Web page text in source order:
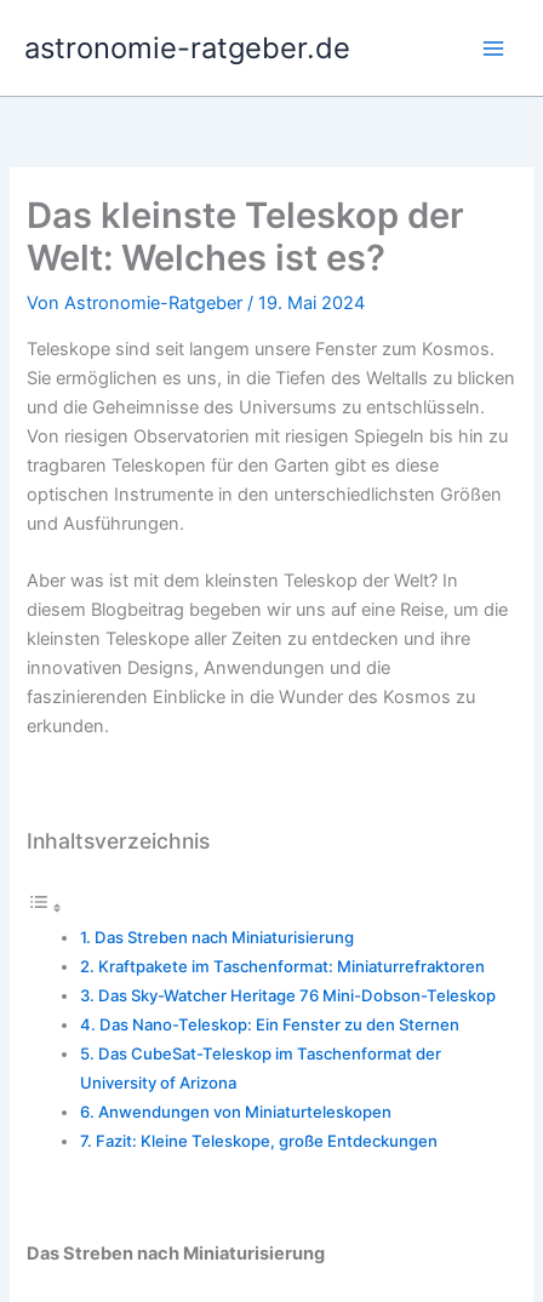
Inhaltastronomie-ratgeber.de
Das kleinste Teleskop der
Welt: Welches ist es?
VonAstronomie-Ratgeber/19. Mai 2024
Teleskope sind seit langem unsere Fenster zum Kosmos.
Sie ermöglichen es uns, in die Tiefen des Weltalls zu blicken
und die Geheimnisse des Universums zu entschlüsseln.
Von riesigen Observatorien mit riesigen Spiegeln bis hin zu
tragbaren Teleskopen für den Garten gibt es diese
optischen Instrumente in den unterschiedlichsten Größen
und Ausführungen.
Aber was ist mit dem kleinsten Teleskop der Welt? In
diesem Blogbeitrag begeben wir uns auf eine Reise, um die
kleinsten Teleskope aller Zeiten zu entdecken und ihre
innovativen Designs, Anwendungen und die
faszinierenden Einblicke in die Wunder des Kosmos zu
erkunden.
Inhaltsverzeichnis
Das Streben nach Miniaturisierung
Kraftpakete im Taschenformat: Miniaturrefraktoren
Das Sky-Watcher Heritage 76 Mini-Dobson-Teleskop
Das Nano-Teleskop: Ein Fenster zu den Sternen
Das CubeSat-Teleskop im Taschenformat der
University of Arizona
Anwendungen von Miniaturteleskopen
Fazit: Kleine Teleskope, große Entdeckungen
Das Streben nach Miniaturisierung